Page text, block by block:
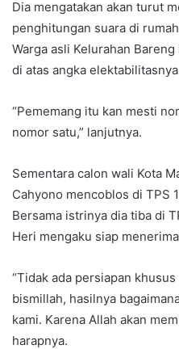
Dia mengatakan akan turut
penghitungan suara di
Warga asli Kelurahan
di atas angka
“Pememang itu kan mesti
nomor satu,” lanjutnya.
Sementara calon wali Kota
Cahyono mencoblos di TPS
Bersama istrinya dia tiba di
Heri mengaku siap
“Tidak ada persiapan
bismillah, hasilnya
kami. Karena Allah akan
harapnya.